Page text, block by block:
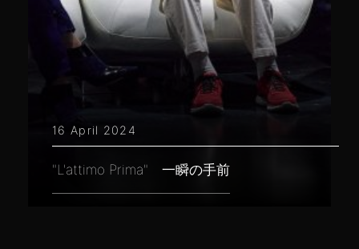
16 April 2024
"L'attimo Prima" 一瞬の手前